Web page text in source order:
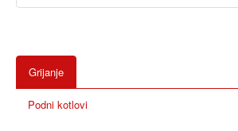
Grijanje
Podni kotlovi